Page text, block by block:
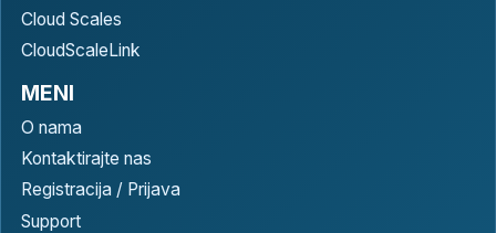
Cloud Scales
CloudScaleLink
MENI
O nama
Kontaktirajte nas
Registracija / Prijava
Support